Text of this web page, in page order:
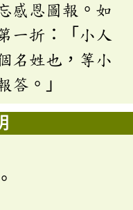
感恩圖報。如
一折：「小人
名姓也，等小
答。」